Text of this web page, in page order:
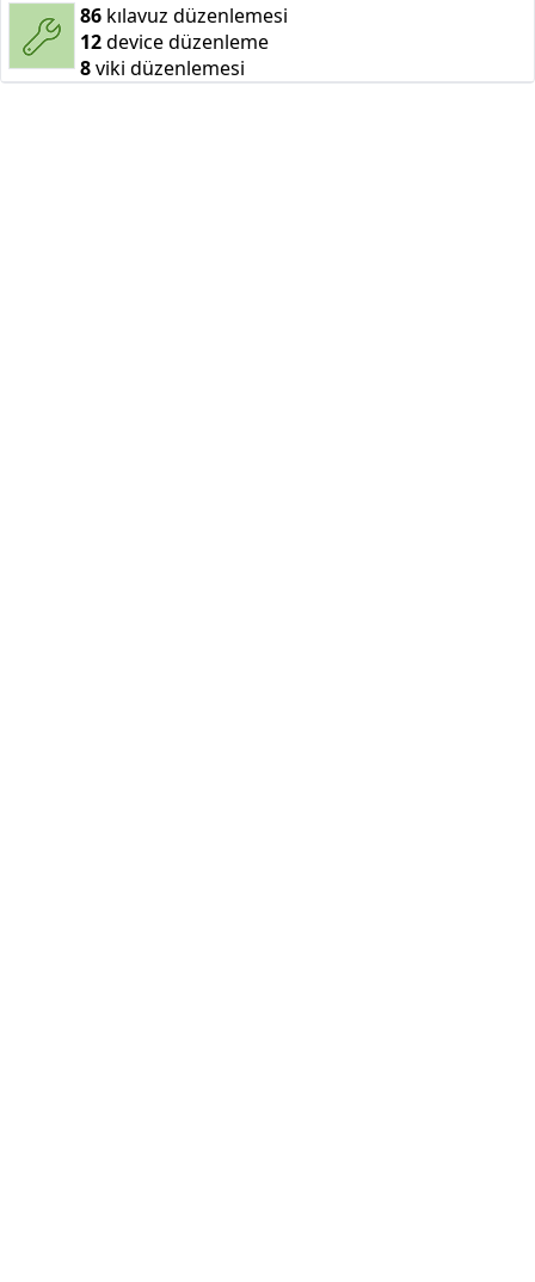
86 kılavuz düzenlemesi
12device düzenleme
8viki düzenlemesi